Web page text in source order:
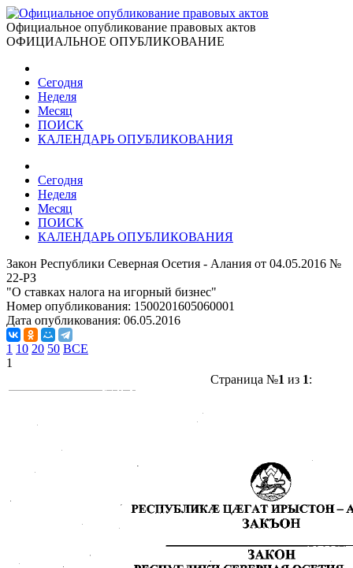
Официальное опубликование правовых актов
ОФИЦИАЛЬНОЕ ОПУБЛИКОВАНИЕ
Сегодня
Неделя
Месяц
ПОИСК
КАЛЕНДАРЬ ОПУБЛИКОВАНИЯ
Сегодня
Неделя
Месяц
ПОИСК
КАЛЕНДАРЬ ОПУБЛИКОВАНИЯ
Закон Республики Северная Осетия - Алания от 04.05.2016 №
22-РЗ
"О ставках налога на игорный бизнес"
Номер опубликования: 1500201605060001
Дата опубликования: 06.05.2016
1 10 20 50 ВСЕ
1
Страница №1 из 1: